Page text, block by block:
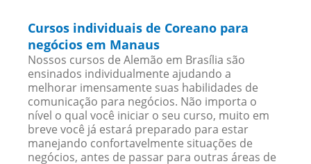
Cursos individuais de Coreano para
negócios em Manaus
Nossos cursos de Alemão em Brasília são
ensinados individualmente ajudando a
melhorar imensamente suas habilidades de
comunicação para negócios. Não importa o
nível o qual você iniciar o seu curso, muito em
breve você já estará preparado para estar
manejando confortavelmente situações de
negócios, antes de passar para outras áreas de